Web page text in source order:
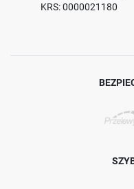
KRS: 0000021180